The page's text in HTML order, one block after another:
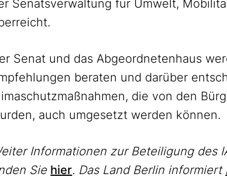
Senatsverwaltung für Umwelt,
Senat und das Abgeordnetenhaus
beraten und darüber
die von den
auch umgesetzt werden können.
Informationen zur Beteiligung des
Sie hier. Das Land Berlin informiert